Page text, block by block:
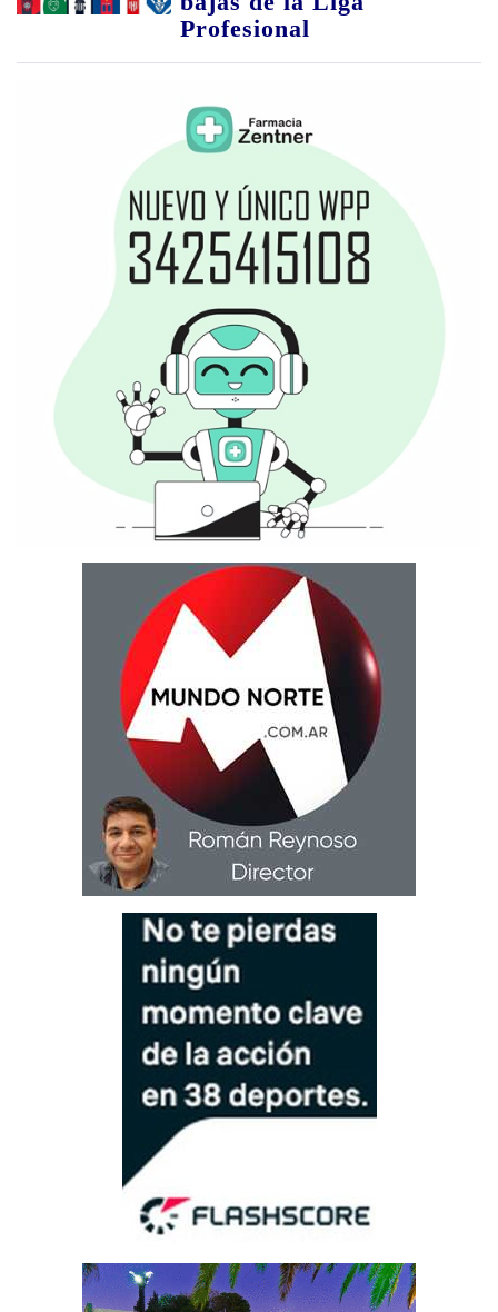
Profesional